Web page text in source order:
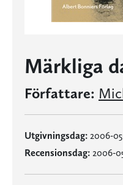
Märkliga
Författare:
Utgivningsdag: 2006-
Recensionsdag: 2006-